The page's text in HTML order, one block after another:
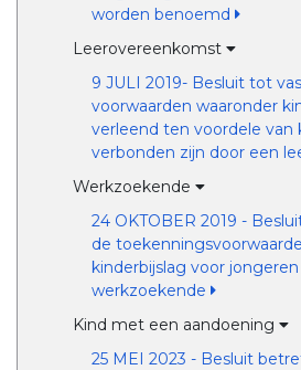
worden benoemd
Leerovereenkomst
9 JULI 2019- Besluit tot
voorwaarden waaronder
verleend ten voordele van
verbonden zijn door een
Werkzoekende
24 OKTOBER 2019 -
de
kinderbijslag voor
werkzoekende
Kind met een aandoening
25 MEI 2023 - Besluit